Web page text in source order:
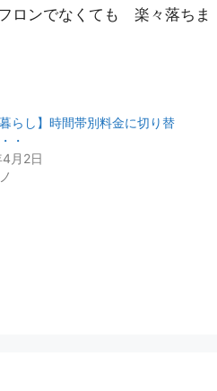
ンでなくても 楽々落ちま
暮らし】時間帯別料金に切り替
・
月2日